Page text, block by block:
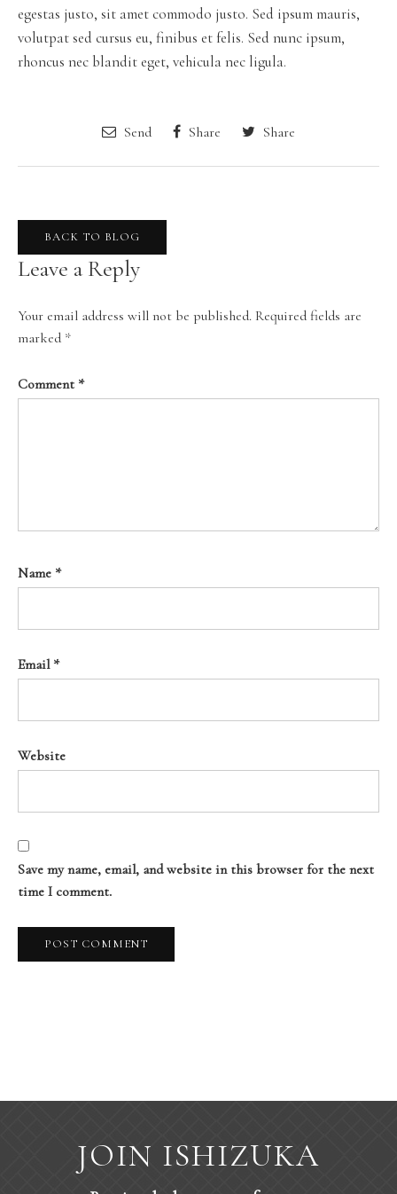
egestas justo, sit amet commodo justo. Sed ipsum mauris,
volutpat sed cursus eu, finibus et felis. Sed nunc ipsum,
rhoncus nec blandit eget, vehicula nec ligula.
Send Share Share
BACK TO BLOG
Leave a Reply
Your email address will not be published. Required fields are
marked *
Comment *
Name *
Email *
Website
Save my name, email, and website in this browser for the next
time I comment.
JOIN ISHIZUKA